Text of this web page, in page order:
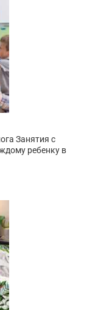
Занятия с
ребенку в